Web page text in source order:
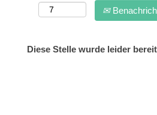
Diese Stelle wurde leider